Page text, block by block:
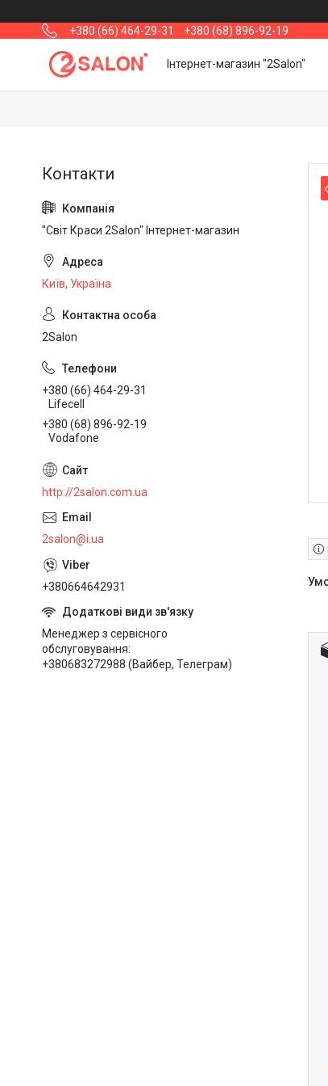
+380 (66) 464-29-31 +380 (68) 896-92-19
Інтернет-магазин "2Salon"
"Світ Краси 2Salon" Інтернет-магазин
Київ, Україна
2Salon
+380 (66) 464-29-31
Lifecell
+380 (68) 896-92-19
Vodafone
http://2salon.com.ua
2salon@i.ua
+380664642931
Менеджер з сервісного
обслуговування
+380683272988 (Вайбер, Телеграм)